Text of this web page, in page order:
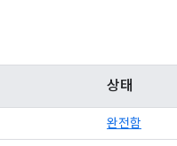
상태
완전함